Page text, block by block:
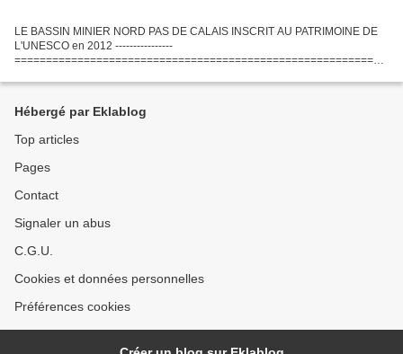
LE BASSIN MINIER NORD PAS DE CALAIS INSCRIT AU PATRIMOINE DE
L'UNESCO en 2012 ----------------
===========================================================
France, dans les départements...
Hébergé par Eklablog
Top articles
Pages
Contact
Signaler un abus
C.G.U.
Cookies et données personnelles
Préférences cookies